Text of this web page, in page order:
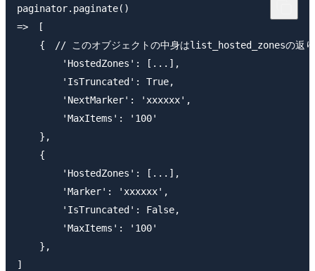
paginator.paginate()
=>　[
{　// このオブジェクトの中身はlist_hosted_zonesの返
        'HostedZones': [...],
        'IsTruncated': True,
        'NextMarker': 'xxxxxx',
        'MaxItems': '100'
    },
    {
        'HostedZones': [...],
        'Marker': 'xxxxxx',
        'IsTruncated': False,
        'MaxItems': '100'
    },